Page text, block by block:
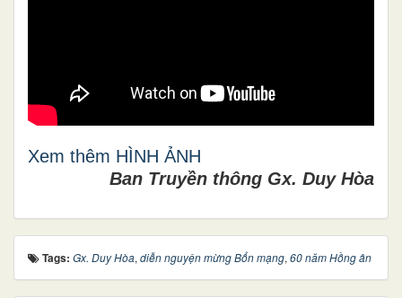
Xem thêm HÌNH ẢNH
Ban Truyền thông Gx. Duy Hòa
Tags: Gx. Duy Hòa, diễn nguyện mừng Bổn mạng, 60 năm Hồng ân